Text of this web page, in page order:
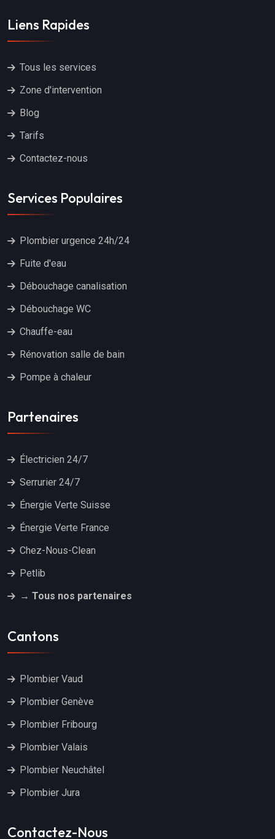
Liens Rapides
Tous les services
Zone d'intervention
Blog
Tarifs
Contactez-nous
Services Populaires
Plombier urgence 24h/24
Fuite d'eau
Débouchage canalisation
Débouchage WC
Chauffe-eau
Rénovation salle de bain
Pompe à chaleur
Partenaires
Électricien 24/7
Serrurier 24/7
Énergie Verte Suisse
Énergie Verte France
Chez-Nous-Clean
Petlib
→ Tous nos partenaires
Cantons
Plombier Vaud
Plombier Genève
Plombier Fribourg
Plombier Valais
Plombier Neuchâtel
Plombier Jura
Contactez-Nous